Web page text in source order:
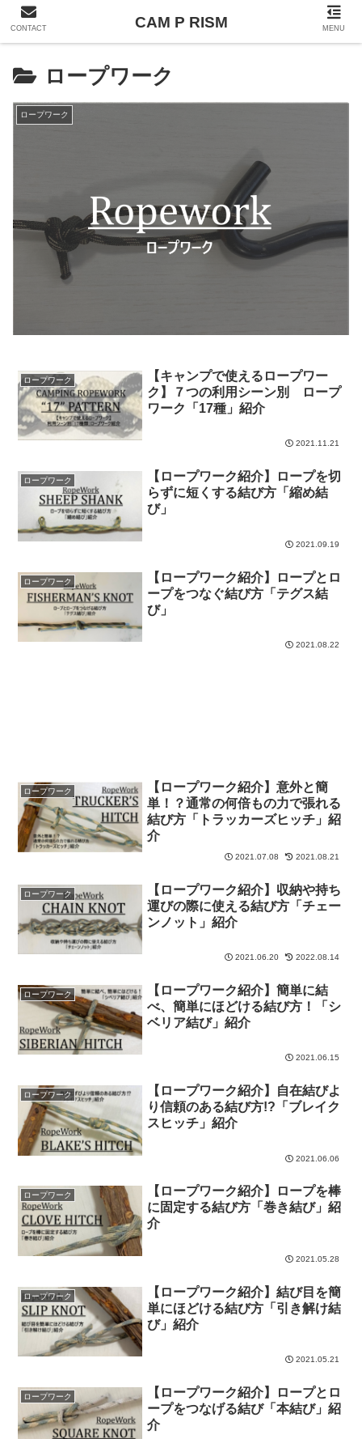
ロープワーク
ロープワーク
ロープワーク
【キャンプで使えるロープワー
ク】７つの利用シーン別 ロープ
ワーク「17種」紹介
2021.11.21
ロープワーク
【ロープワーク紹介】ロープを切
らずに短くする結び方「縮め結
び」
2021.09.19
ロープワーク
【ロープワーク紹介】ロープとロ
ープをつなぐ結び方「テグス結
び」
2021.08.22
ロープワーク
【ロープワーク紹介】意外と簡
単！？通常の何倍もの力で張れる
結び方「トラッカーズヒッチ」紹
介
2021.07.08 2021.08.21
ロープワーク
【ロープワーク紹介】収納や持ち
運びの際に使える結び方「チェー
ンノット」紹介
2021.06.20 2022.08.14
ロープワーク
【ロープワーク紹介】簡単に結
べ、簡単にほどける結び方！「シ
ベリア結び」紹介
2021.06.15
ロープワーク
【ロープワーク紹介】自在結びよ
り信頼のある結び方!?「ブレイク
スヒッチ」紹介
2021.06.06
ロープワーク
【ロープワーク紹介】ロープを棒
に固定する結び方「巻き結び」紹
介
2021.05.28
ロープワーク
【ロープワーク紹介】結び目を簡
単にほどける結び方「引き解け結
び」紹介
2021.05.21
ロープワーク
【ロープワーク紹介】ロープとロ
ープをつなげる結び「本結び」紹
介
CONTACT CAM P RISM MENU